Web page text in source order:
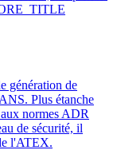
génération de
Plus étanche
normes ADR
de sécurité, il
l'ATEX.